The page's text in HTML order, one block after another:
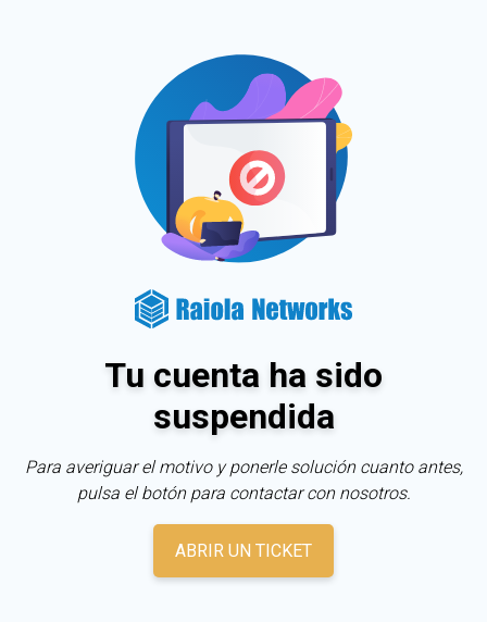
Tu cuenta ha sido
suspendida
Para averiguar el motivo y ponerle solución cuanto antes,
pulsa el botón para contactar con nosotros.
ABRIR UN TICKET